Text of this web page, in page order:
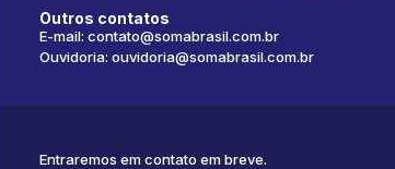
Outros contatos
E-mail: contato@somabrasil.com.br
Ouvidoria: ouvidoria@somabrasil.com.br
Entraremos em contato em breve.